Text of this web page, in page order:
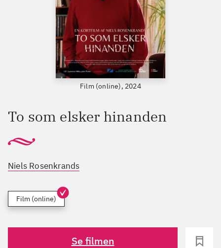
Film (online), 2024
To som elsker hinanden
Niels Rosenkrands
Film (online)
Se filmen